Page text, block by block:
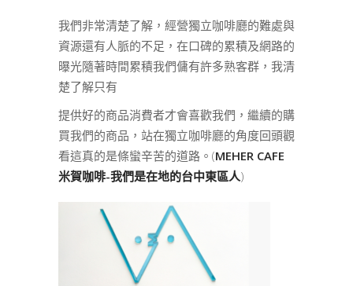
我們非常清楚了解，經營獨立咖啡廳的難處與
資源還有人脈的不足，在口碑的累積及網路的
曝光隨著時間累積我們傭有許多熟客群，我清
楚了解只有
提供好的商品消費者才會喜歡我們，繼續的購
買我們的商品，站在獨立咖啡廳的角度回頭觀
看這真的是條蠻辛苦的道路。(MEHER CAFE
米賀咖啡-我們是在地的台中東區人)